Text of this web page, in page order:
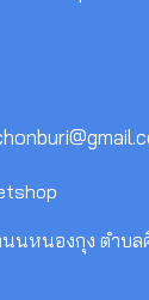
หนองกุง ตำบลศิ